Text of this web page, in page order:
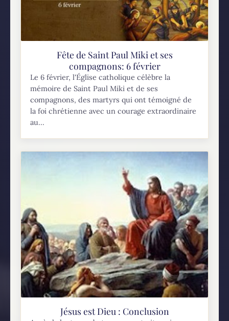
Fête de Saint Paul Miki et ses
compagnons: 6 février
Le 6 février, l'Église catholique célèbre la
mémoire de Saint Paul Miki et de ses
compagnons, des martyrs qui ont témoigné de
la foi chrétienne avec un courage extraordinaire
au...
Jésus est Dieu : Conclusion